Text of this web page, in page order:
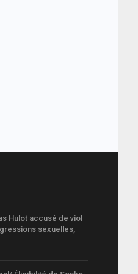
Hulot accusé de viol
sexuelles,